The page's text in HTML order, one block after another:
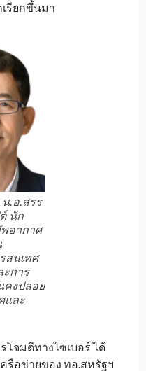
รียกขึ้นมา
.อ.สรร
นัก
อากาศ
สนเทศ
ะการ
คงปลอย
และ
โจมตีทางไซเบอร์ ได้
รือข่ายของ ทอ.สหรัฐฯ